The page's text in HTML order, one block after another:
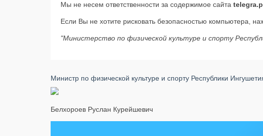
Мы не несем ответственности за содержимое сайта
Если Вы не хотите рисковать безопасностью компьютера,
"Министерство по физической культуре и спорту
Министр по физической культуре и спорту Республики
Белхороев Руслан Курейшевич